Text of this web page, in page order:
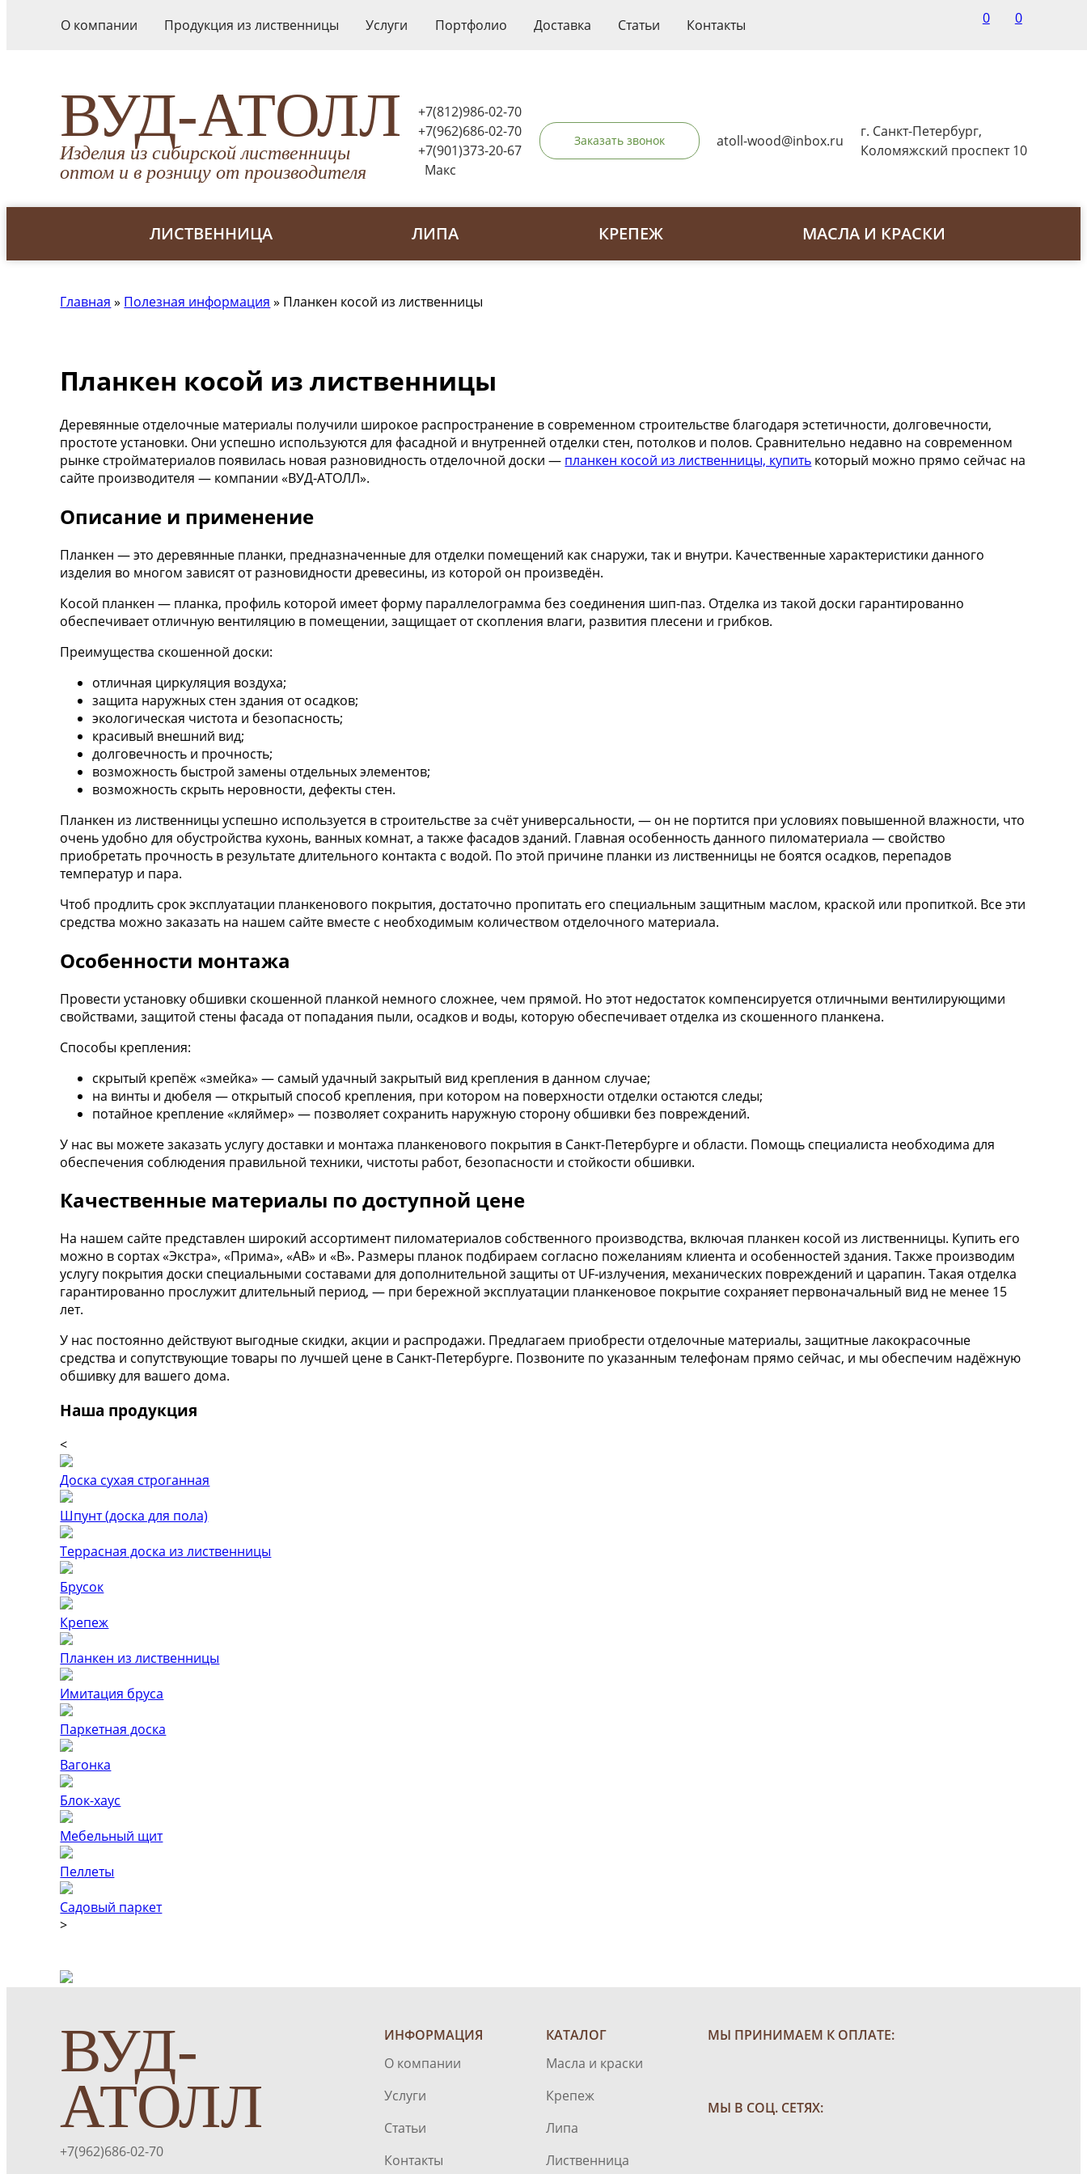
О компании Продукция из лиственницы Услуги Портфолио Доставка Статьи Контакты 0 0
ВУД-АТОЛЛ
Изделия из сибирской лиственницы
оптом и в розницу от производителя
+7(812)986-02-70
+7(962)686-02-70
+7(901)373-20-67
Макс
Заказать звонок atoll-wood@inbox.ru
г. Санкт-Петербург,
Коломяжский проспект 10
ЛИСТВЕННИЦА ЛИПА КРЕПЕЖ МАСЛА И КРАСКИ
Главная » Полезная информация » Планкен косой из лиственницы
Планкен косой из лиственницы
Деревянные отделочные материалы получили широкое распространение в современном строительстве благодаря эстетичности, долговечности,
простоте установки. Они успешно используются для фасадной и внутренней отделки стен, потолков и полов. Сравнительно недавно на современном
рынке стройматериалов появилась новая разновидность отделочной доски — планкен косой из лиственницы, купить который можно прямо сейчас на
сайте производителя — компании «ВУД-АТОЛЛ».
Описание и применение
Планкен — это деревянные планки, предназначенные для отделки помещений как снаружи, так и внутри. Качественные характеристики данного
изделия во многом зависят от разновидности древесины, из которой он произведён.
Косой планкен — планка, профиль которой имеет форму параллелограмма без соединения шип-паз. Отделка из такой доски гарантированно
обеспечивает отличную вентиляцию в помещении, защищает от скопления влаги, развития плесени и грибков.
Преимущества скошенной доски:
отличная циркуляция воздуха;
защита наружных стен здания от осадков;
экологическая чистота и безопасность;
красивый внешний вид;
долговечность и прочность;
возможность быстрой замены отдельных элементов;
возможность скрыть неровности, дефекты стен.
Планкен из лиственницы успешно используется в строительстве за счёт универсальности, — он не портится при условиях повышенной влажности, что
очень удобно для обустройства кухонь, ванных комнат, а также фасадов зданий. Главная особенность данного пиломатериала — свойство
приобретать прочность в результате длительного контакта с водой. По этой причине планки из лиственницы не боятся осадков, перепадов
температур и пара.
Чтоб продлить срок эксплуатации планкенового покрытия, достаточно пропитать его специальным защитным маслом, краской или пропиткой. Все эти
средства можно заказать на нашем сайте вместе с необходимым количеством отделочного материала.
Особенности монтажа
Провести установку обшивки скошенной планкой немного сложнее, чем прямой. Но этот недостаток компенсируется отличными вентилирующими
свойствами, защитой стены фасада от попадания пыли, осадков и воды, которую обеспечивает отделка из скошенного планкена.
Способы крепления:
скрытый крепёж «змейка» — самый удачный закрытый вид крепления в данном случае;
на винты и дюбеля — открытый способ крепления, при котором на поверхности отделки остаются следы;
потайное крепление «кляймер» — позволяет сохранить наружную сторону обшивки без повреждений.
У нас вы можете заказать услугу доставки и монтажа планкенового покрытия в Санкт-Петербурге и области. Помощь специалиста необходима для
обеспечения соблюдения правильной техники, чистоты работ, безопасности и стойкости обшивки.
Качественные материалы по доступной цене
На нашем сайте представлен широкий ассортимент пиломатериалов собственного производства, включая планкен косой из лиственницы. Купить его
можно в сортах «Экстра», «Прима», «АВ» и «В». Размеры планок подбираем согласно пожеланиям клиента и особенностей здания. Также производим
услугу покрытия доски специальными составами для дополнительной защиты от UF-излучения, механических повреждений и царапин. Такая отделка
гарантированно прослужит длительный период, — при бережной эксплуатации планкеновое покрытие сохраняет первоначальный вид не менее 15
лет.
У нас постоянно действуют выгодные скидки, акции и распродажи. Предлагаем приобрести отделочные материалы, защитные лакокрасочные
средства и сопутствующие товары по лучшей цене в Санкт-Петербурге. Позвоните по указанным телефонам прямо сейчас, и мы обеспечим надёжную
обшивку для вашего дома.
Наша продукция
<
Доска сухая строганная
Шпунт (доска для пола)
Террасная доска из лиственницы
Брусок
Крепеж
Планкен из лиственницы
Имитация бруса
Паркетная доска
Вагонка
Блок-хаус
Мебельный щит
Пеллеты
Садовый паркет
>
ВУД-
АТОЛЛ
+7(962)686-02-70
ИНФОРМАЦИЯ
О компании
Услуги
Статьи
Контакты
КАТАЛОГ
Масла и краски
Крепеж
Липа
Лиственница
МЫ ПРИНИМАЕМ К ОПЛАТЕ:
МЫ В СОЦ. СЕТЯХ: